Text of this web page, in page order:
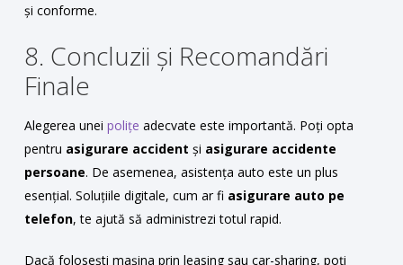
și conforme.
8. Concluzii și Recomandări
Finale
Alegerea unei polițe adecvate este importantă. Poți opta
pentru asigurare accident și asigurare accidente
persoane. De asemenea, asistența auto este un plus
esențial. Soluțiile digitale, cum ar fi asigurare auto pe
telefon, te ajută să administrezi totul rapid.
Dacă folosești mașina prin leasing sau car-sharing, poți